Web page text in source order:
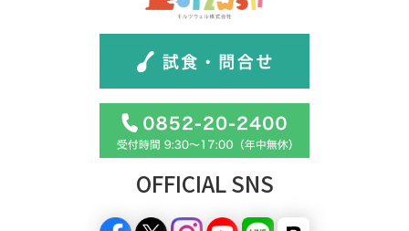
OFFICIAL SNS